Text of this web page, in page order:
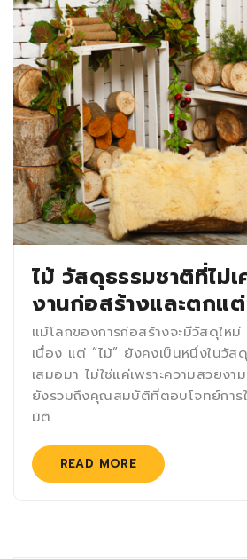
ไม้ วัสดุธรรมชาติที่ไม่
งานก่อสร้างและตกแ
แม้โลกของการก่อสร้างจะมีวัสดุให
เนื่อง แต่ “ไม้” ยังคงเป็นหนึ่งในวั
เสมอมา ไม่ใช่แค่เพราะความสวยง
ยังรวมถึงคุณสมบัติที่ตอบโจทย์การ
มิติ
READ MORE